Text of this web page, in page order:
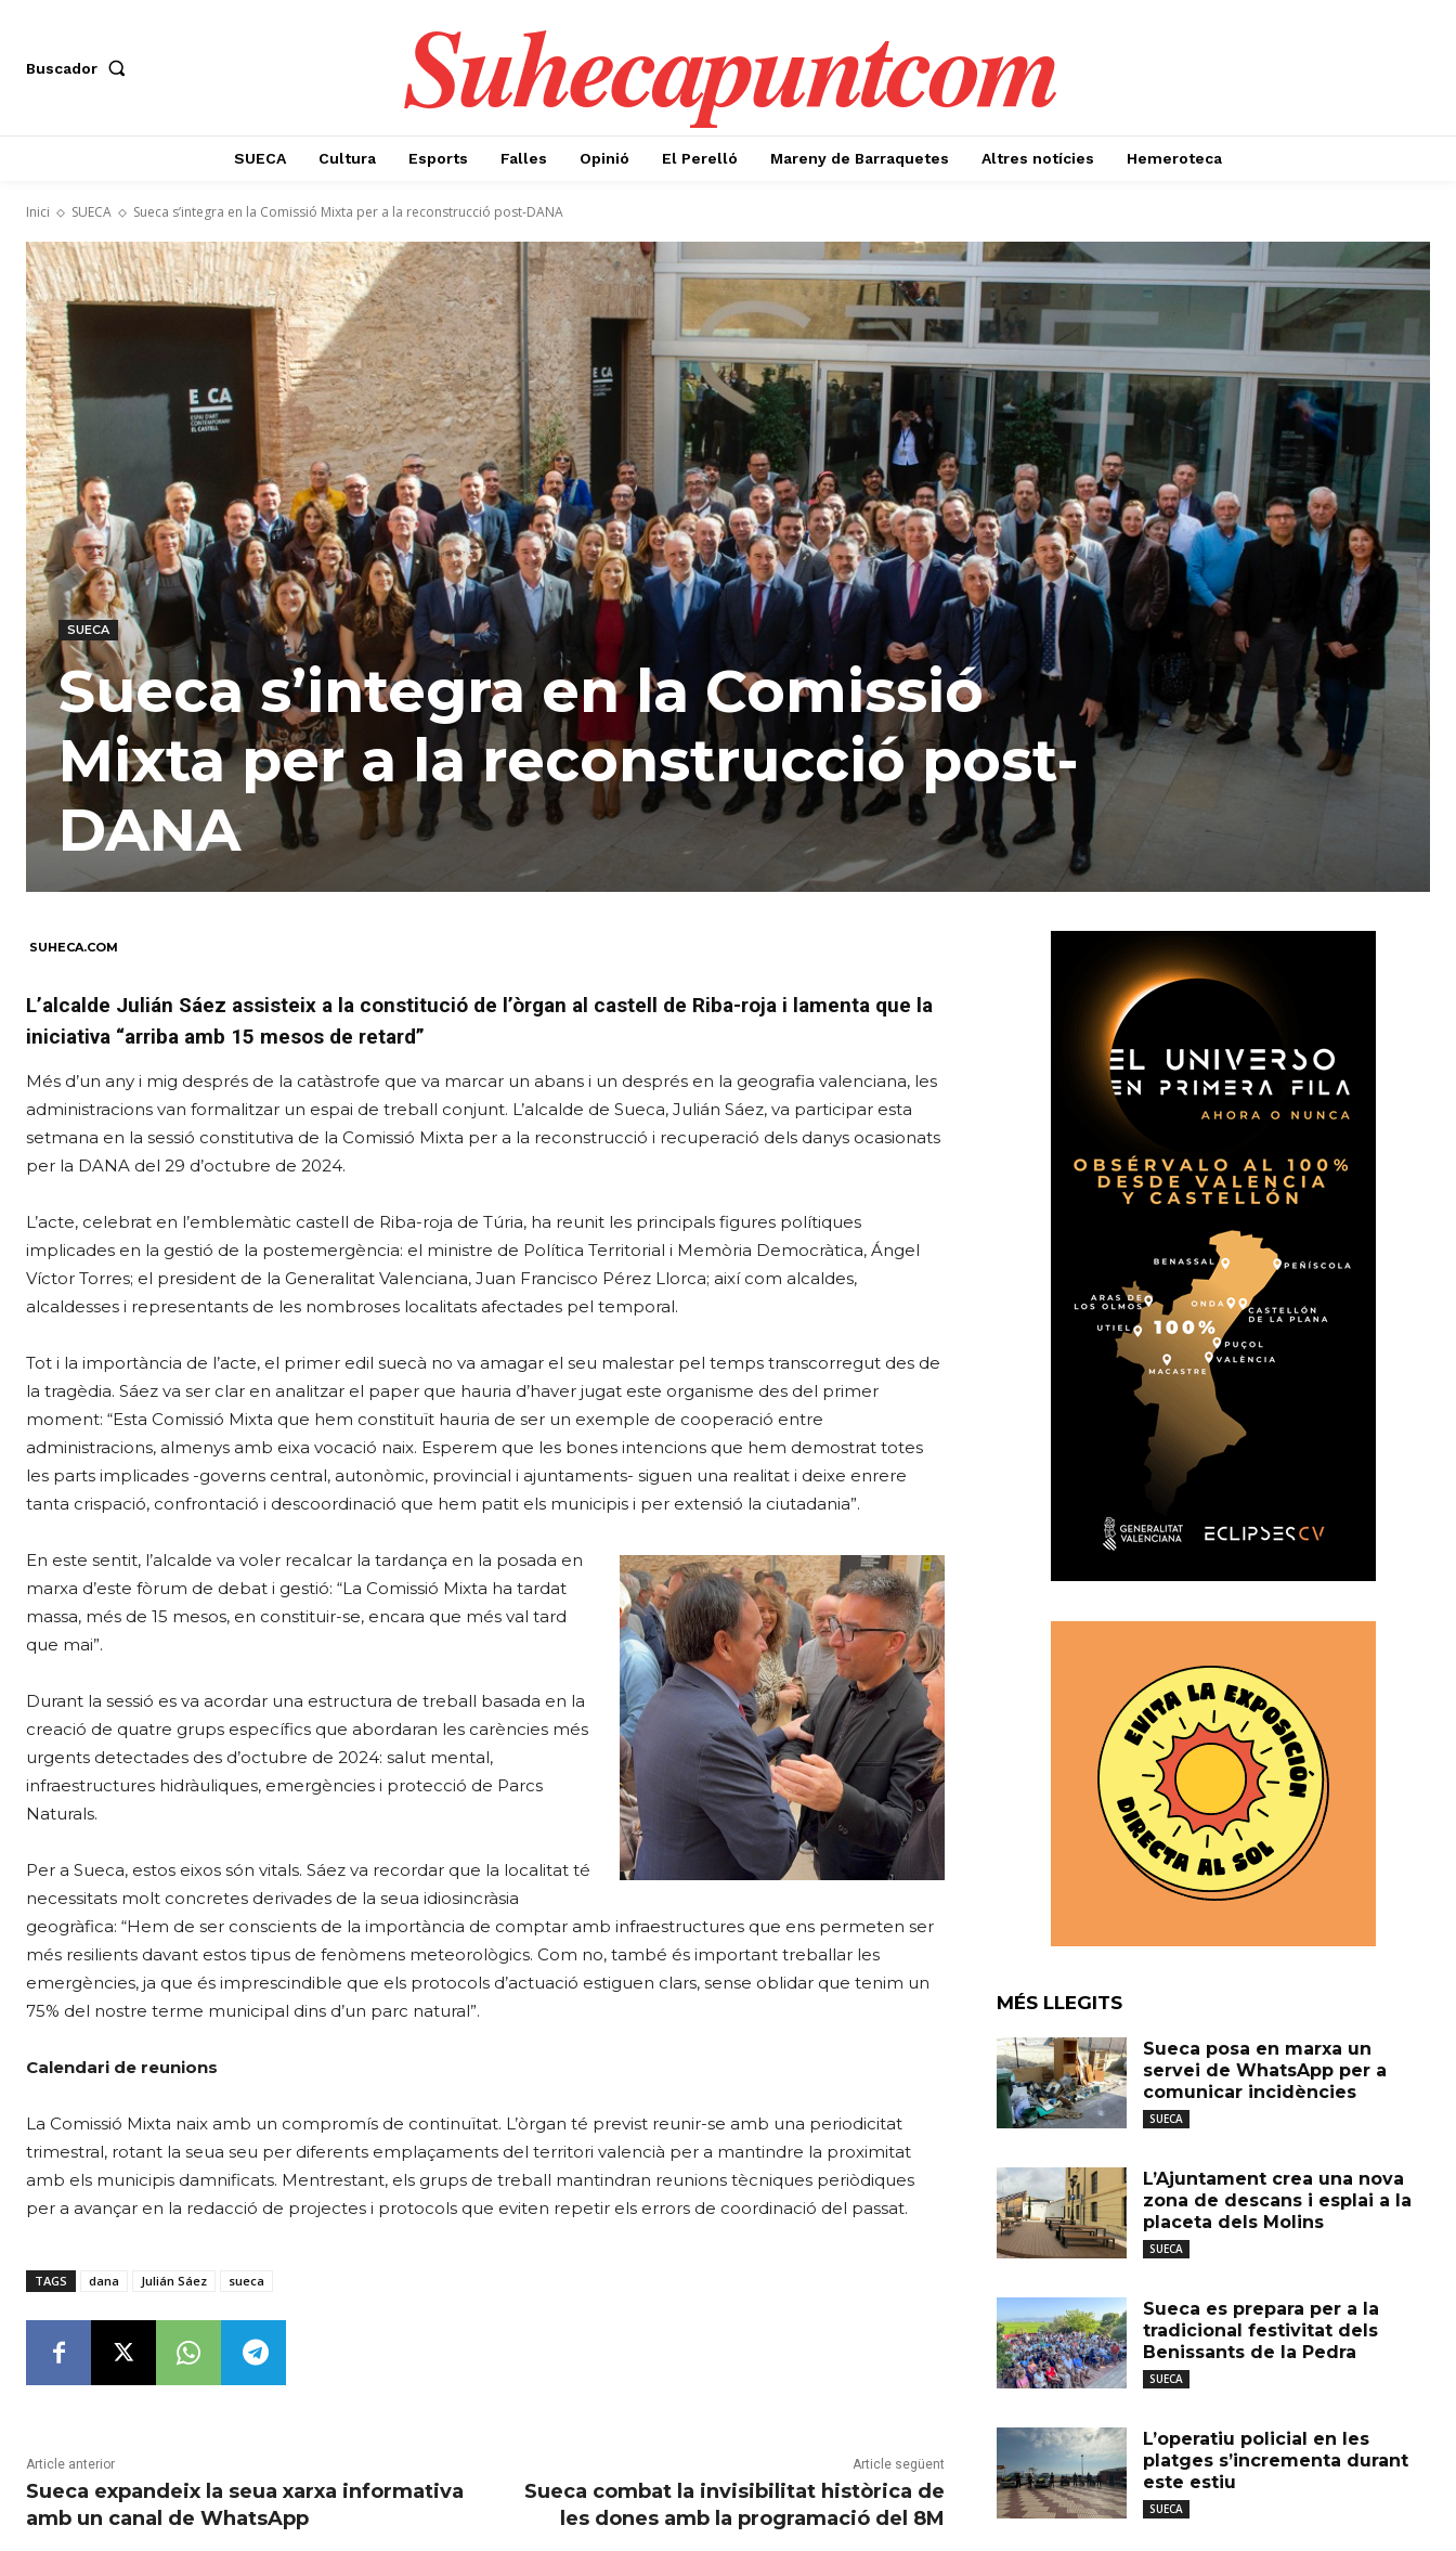
Buscador Suhecapuntcom
SUECA Cultura Esports Falles Opinió El Perelló Mareny de Barraquetes Altres notícies Hemeroteca
Inici SUECA Sueca s’integra en la Comissió Mixta per a la reconstrucció post-DANA
SUECA
Sueca s’integra en la Comissió
Mixta per a la reconstrucció post-
DANA
SUHECA.COM
L’alcalde Julián Sáez assisteix a la constitució de l’òrgan al castell de Riba-roja i lamenta que la
iniciativa “arriba amb 15 mesos de retard”
Més d’un any i mig després de la catàstrofe que va marcar un abans i un després en la geografia valenciana, les
administracions van formalitzar un espai de treball conjunt. L’alcalde de Sueca, Julián Sáez, va participar esta
setmana en la sessió constitutiva de la Comissió Mixta per a la reconstrucció i recuperació dels danys ocasionats
per la DANA del 29 d’octubre de 2024.
L’acte, celebrat en l’emblemàtic castell de Riba-roja de Túria, ha reunit les principals figures polítiques
implicades en la gestió de la postemergència: el ministre de Política Territorial i Memòria Democràtica, Ángel
Víctor Torres; el president de la Generalitat Valenciana, Juan Francisco Pérez Llorca; així com alcaldes,
alcaldesses i representants de les nombroses localitats afectades pel temporal.
Tot i la importància de l’acte, el primer edil suecà no va amagar el seu malestar pel temps transcorregut des de
la tragèdia. Sáez va ser clar en analitzar el paper que hauria d’haver jugat este organisme des del primer
moment: “Esta Comissió Mixta que hem constituït hauria de ser un exemple de cooperació entre
administracions, almenys amb eixa vocació naix. Esperem que les bones intencions que hem demostrat totes
les parts implicades -governs central, autonòmic, provincial i ajuntaments- siguen una realitat i deixe enrere
tanta crispació, confrontació i descoordinació que hem patit els municipis i per extensió la ciutadania”.
En este sentit, l’alcalde va voler recalcar la tardança en la posada en
marxa d’este fòrum de debat i gestió: “La Comissió Mixta ha tardat
massa, més de 15 mesos, en constituir-se, encara que més val tard
que mai”.
Durant la sessió es va acordar una estructura de treball basada en la
creació de quatre grups específics que abordaran les carències més
urgents detectades des d’octubre de 2024: salut mental,
infraestructures hidràuliques, emergències i protecció de Parcs
Naturals.
Per a Sueca, estos eixos són vitals. Sáez va recordar que la localitat té
necessitats molt concretes derivades de la seua idiosincràsia
geogràfica: “Hem de ser conscients de la importància de comptar amb infraestructures que ens permeten ser
més resilients davant estos tipus de fenòmens meteorològics. Com no, també és important treballar les
emergències, ja que és imprescindible que els protocols d’actuació estiguen clars, sense oblidar que tenim un
75% del nostre terme municipal dins d’un parc natural”.
Calendari de reunions
La Comissió Mixta naix amb un compromís de continuïtat. L’òrgan té previst reunir-se amb una periodicitat
trimestral, rotant la seua seu per diferents emplaçaments del territori valencià per a mantindre la proximitat
amb els municipis damnificats. Mentrestant, els grups de treball mantindran reunions tècniques periòdiques
per a avançar en la redacció de projectes i protocols que eviten repetir els errors de coordinació del passat.
TAGS dana Julián Sáez sueca
Article anterior
Sueca expandeix la seua xarxa informativa
amb un canal de WhatsApp
Article següent
Sueca combat la invisibilitat històrica de
les dones amb la programació del 8M
MÉS LLEGITS
Sueca posa en marxa un
servei de WhatsApp per a
comunicar incidències
SUECA
L’Ajuntament crea una nova
zona de descans i esplai a la
placeta dels Molins
SUECA
Sueca es prepara per a la
tradicional festivitat dels
Benissants de la Pedra
SUECA
L’operatiu policial en les
platges s’incrementa durant
este estiu
SUECA